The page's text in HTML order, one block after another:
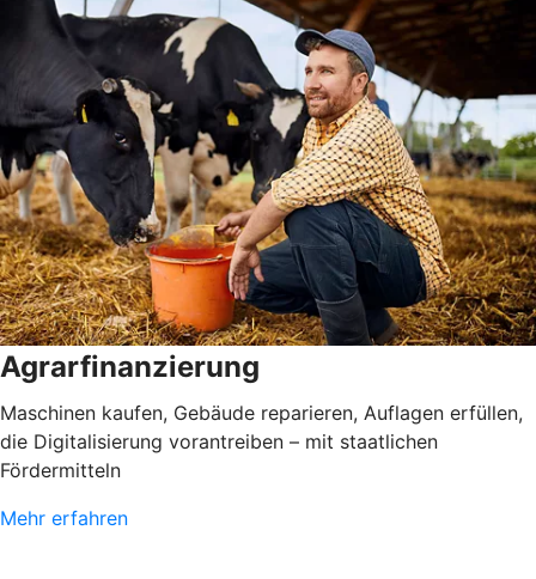
Agrarfinanzierung
Maschinen kaufen, Gebäude reparieren, Auflagen erfüllen,
die Digitalisierung vorantreiben – mit staatlichen
Fördermitteln
Mehr erfahren